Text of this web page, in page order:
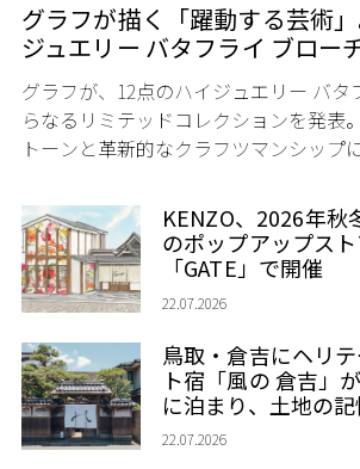
グラフが描く「躍動する芸術
ジュエリー バタフライ ブロー
グラフが、12点のハイジュエリー バタ
らなるリミテッドコレクションを発表
トーンと革新的なクラフツマンシップ
KENZO、2026年秋
のポップアップス
「GATE」で開催
22.07.2026
鳥取・倉吉にヘリ
ト宿「風の 倉吉」
に泊まり、土地の
22.07.2026